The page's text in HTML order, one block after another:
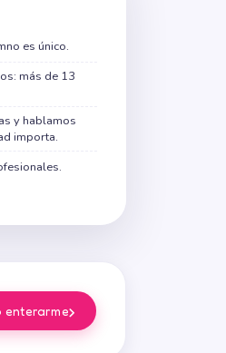
es único.
más de 13
y hablamos
importa.
enterarme›